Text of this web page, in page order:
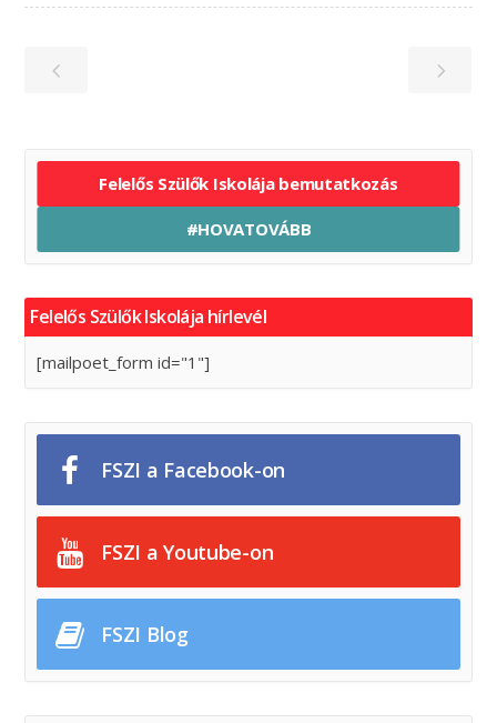
Felelős Szülők Iskolája bemutatkozás
#HOVATOVÁBB
Felelős Szülők Iskolája hírlevél
[mailpoet_form id="1"]
FSZI a Facebook-on
FSZI a Youtube-on
FSZI Blog